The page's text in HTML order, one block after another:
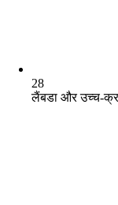
28
लैंबडा और उच्च-